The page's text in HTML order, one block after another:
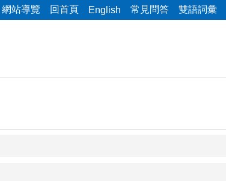
網站導覽 回首頁 English 常見問答 雙語詞彙